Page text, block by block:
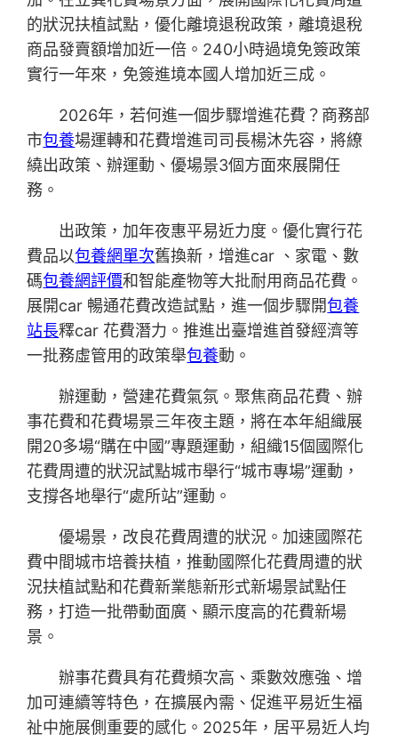
的狀況扶植試點，優化離境退稅政策，離境退稅
商品發賣額增加近一倍。240小時過境免簽政策
實行一年來，免簽進境本國人增加近三成。
2026年，若何進一個步驟增進花費？商務部
市包養場運轉和花費增進司司長楊沐先容，將繚
繞出政策、辦運動、優場景3個方面來展開任
務。
出政策，加年夜惠平易近力度。優化實行花
費品以包養網單次舊換新，增進car 、家電、數
碼包養網評價和智能產物等大批耐用商品花費。
展開car 暢通花費改造試點，進一個步驟開包養
站長釋car 花費潛力。推進出臺增進首發經濟等
一批務虛管用的政策舉包養動。
辦運動，營建花費氣氛。聚焦商品花費、辦
事花費和花費場景三年夜主題，將在本年組織展
開20多場“購在中國”專題運動，組織15個國際化
花費周遭的狀況試點城市舉行“城市專場”運動，
支撐各地舉行“處所站”運動。
優場景，改良花費周遭的狀況。加速國際花
費中間城市培養扶植，推動國際化花費周遭的狀
況扶植試點和花費新業態新形式新場景試點任
務，打造一批帶動面廣、顯示度高的花費新場
景。
辦事花費具有花費頻次高、乘數效應強、增
加可連續等特色，在擴展內需、促進平易近生福
祉中施展側重要的感化。2025年，居平易近人均